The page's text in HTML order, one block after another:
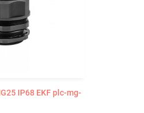
IP68 EKF plc-mg-